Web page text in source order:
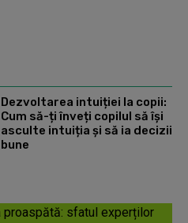
Dezvoltarea intuiției la copii:
Cum să-ți înveți copilul să își
asculte intuiția și să ia decizii
bune